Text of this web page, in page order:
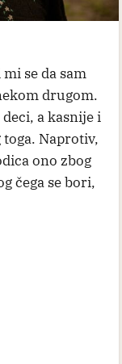
se da sam
drugom.
a kasnije i
Naprotiv,
ono zbog
čega se bori,